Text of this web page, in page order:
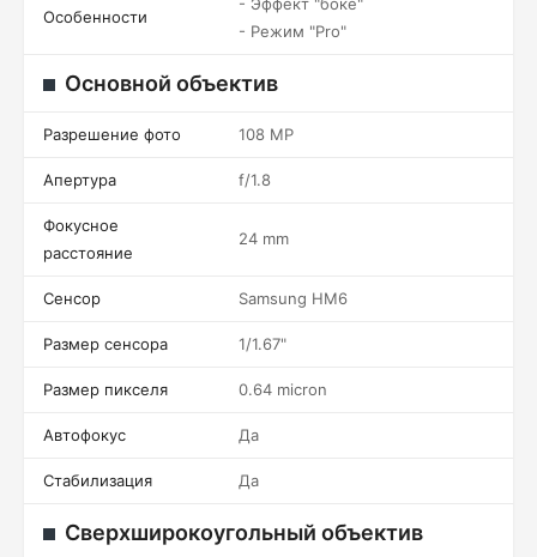
Особенности
- Режим "Pro"
Основной объектив
Разрешение фото 108 MP
Апертура f/1.8
Фокусное
расстояние
24 mm
Сенсор Samsung HM6
Размер сенсора 1/1.67"
Размер пикселя 0.64 micron
Автофокус Да
Стабилизация Да
Сверхширокоугольный объектив